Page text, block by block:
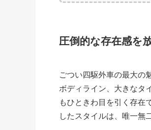
圧倒的な存在感を
ごつい四駆外車の最大の
ボディライン、大きなタ
もひときわ目を引く存在
したスタイルは、唯一無